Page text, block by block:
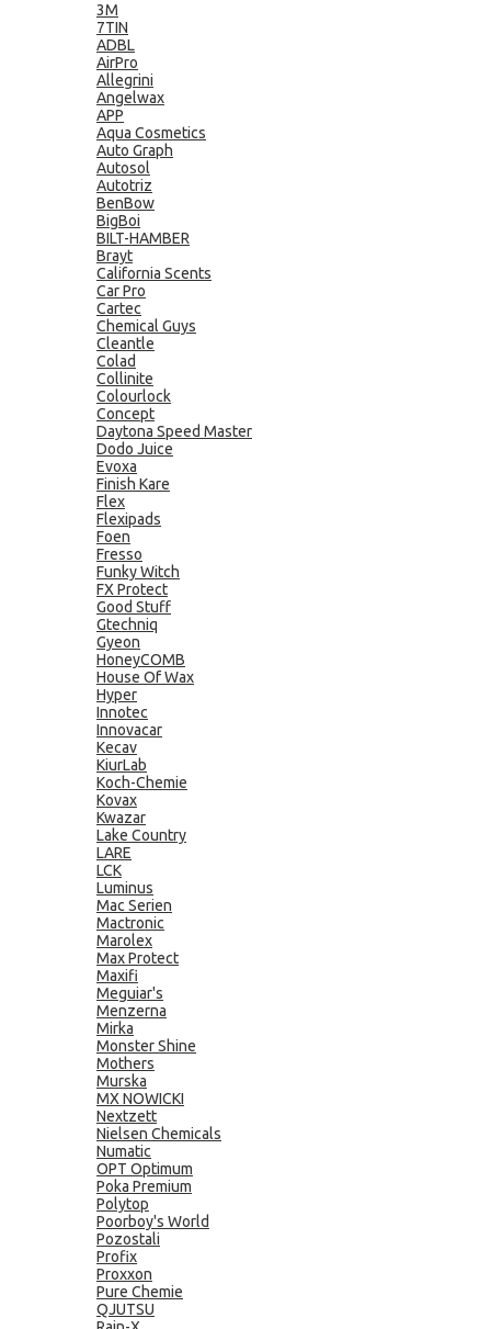
3M
7TIN
ADBL
AirPro
Allegrini
Angelwax
APP
Aqua Cosmetics
Auto Graph
Autosol
Autotriz
BenBow
BigBoi
BILT-HAMBER
Brayt
California Scents
Car Pro
Cartec
Chemical Guys
Cleantle
Colad
Collinite
Colourlock
Concept
Daytona Speed Master
Dodo Juice
Evoxa
Finish Kare
Flex
Flexipads
Foen
Fresso
Funky Witch
FX Protect
Good Stuff
Gtechniq
Gyeon
HoneyCOMB
House Of Wax
Hyper
Innotec
Innovacar
Kecav
KiurLab
Koch-Chemie
Kovax
Kwazar
Lake Country
LARE
LCK
Luminus
Mac Serien
Mactronic
Marolex
Max Protect
Maxifi
Meguiar's
Menzerna
Mirka
Monster Shine
Mothers
Murska
MX NOWICKI
Nextzett
Nielsen Chemicals
Numatic
OPT Optimum
Poka Premium
Polytop
Poorboy's World
Pozostali
Profix
Proxxon
Pure Chemie
QJUTSU